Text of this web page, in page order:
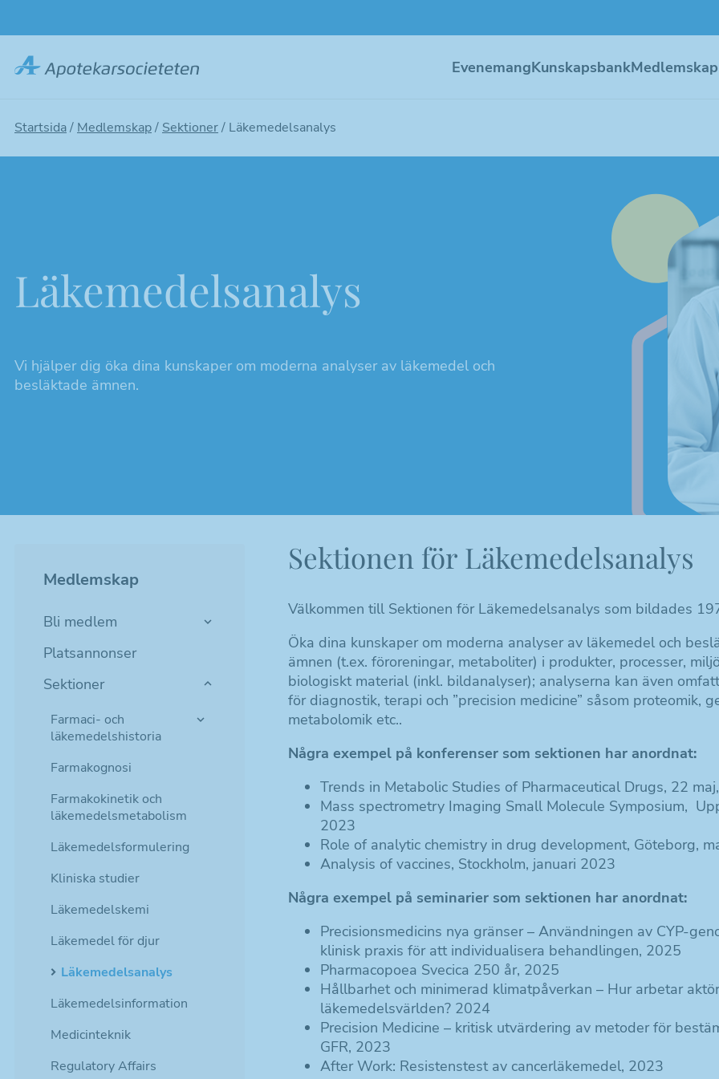
EvenemangKunskapsbankMedlemskap
Startsida/ Medlemskap/ Sektioner/ Läkemedelsanalys
Läkemedelsanalys
Vi hjälper dig öka dina kunskaper om moderna analyser av läkemedel och
besläktade ämnen.
Medlemskap
Bli medlem
Platsannonser
Sektioner
Farmaci- och
läkemedelshistoria
Farmakognosi
Farmakokinetik och
läkemedelsmetabolism
Läkemedelsformulering
Kliniska studier
Läkemedelskemi
Läkemedel för djur
Läkemedelsanalys
Läkemedelsinformation
Medicinteknik
Regulatory Affairs
Sektionen för Läkemedelsanalys
Välkommen till Sektionen för Läkemedelsanalys som bildades
Öka dina kunskaper om moderna analyser av läkemedel och
ämnen (t.ex. föroreningar, metaboliter) i produkter, processer,
biologiskt material (inkl. bildanalyser); analyserna kan även
för diagnostik, terapi och ”precision medicine” såsom proteomik,
metabolomik etc..
Några exempel på konferenser som sektionen har anordnat:
Trends in Metabolic Studies of Pharmaceutical Drugs, 22
Mass spectrometry Imaging Small Molecule Symposium,
2023
Role of analytic chemistry in drug development, Göteborg,
Analysis of vaccines, Stockholm, januari 2023
Några exempel på seminarier som sektionen har anordnat:
Precisionsmedicins nya gränser – Användningen av CYP-
klinisk praxis för att individualisera behandlingen, 2025
Pharmacopoea Svecica 250 år, 2025
Hållbarhet och minimerad klimatpåverkan – Hur arbetar
läkemedelsvärlden? 2024
Precision Medicine – kritisk utvärdering av metoder för
GFR, 2023
After Work: Resistenstest av cancerläkemedel, 2023